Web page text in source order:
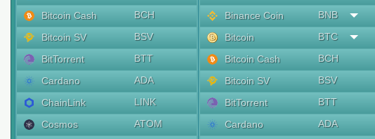
Bitcoin Cash
BCH
Bitcoin SV
BSV
BitTorrent
BTT
Cardano
ADA
ChainLink
LINK
Cosmos
ATOM
Binance Coin
BNB
Bitcoin
BTC
Bitcoin Cash
BCH
Bitcoin SV
BSV
BitTorrent
BTT
Cardano
ADA